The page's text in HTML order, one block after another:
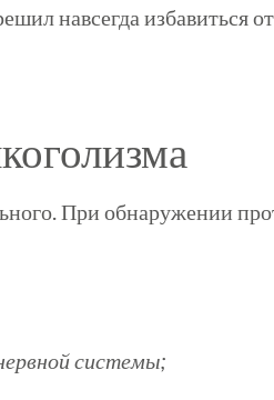
навсегда избавиться
При обнаружении
системы;